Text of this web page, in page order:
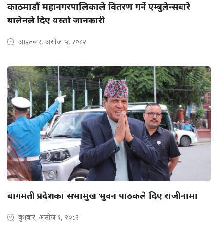
काठमाडौं महानगरपालिकाले वितरण गर्ने एम्बुलेन्सबारे
बालेनले दिए यस्तो जानकारी
आइतबार, असोज ५, २०८२
बागमती प्रदेशका सभामुख भुवन पाठकले दिए राजीनामा
बुधबार, असोज १, २०८२